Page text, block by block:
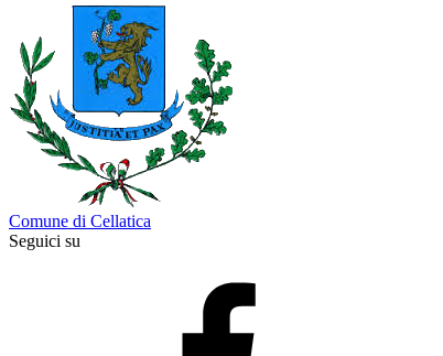
Comune di Cellatica
Seguici su